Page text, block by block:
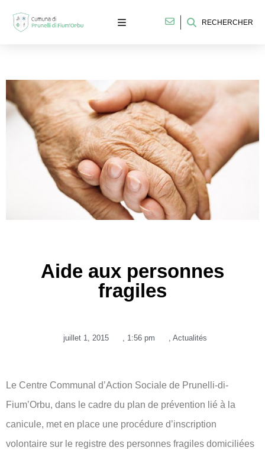
RECHERCHER
Aide aux personnes
fragiles
juillet 1, 2015 1:56 pm Actualités
Le Centre Communal d’Action Sociale de Prunelli-di-
Fium’Orbu, dans le cadre du plan de prévention lié à la
canicule, met en place une procédure d’inscription
volontaire sur le registre des personnes fragiles domiciliées